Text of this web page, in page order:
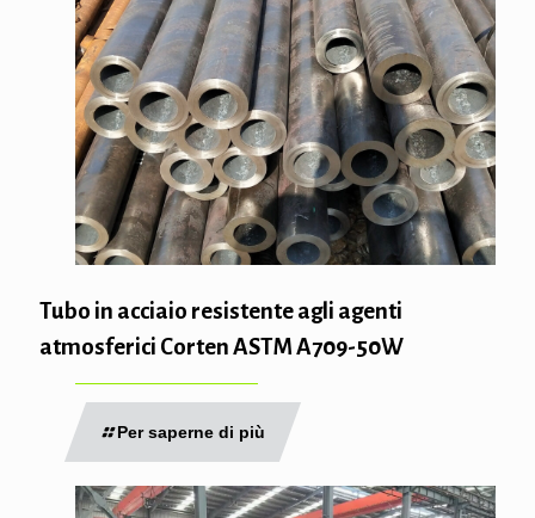
Tubo in acciaio resistente agli agenti
atmosferici Corten ASTM A709-50W
Per saperne di più